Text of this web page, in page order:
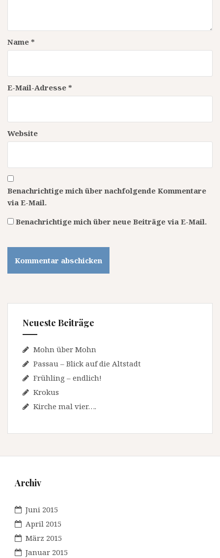
Name *
E-Mail-Adresse *
Website
Benachrichtige mich über nachfolgende Kommentare
via E-Mail.
Benachrichtige mich über neue Beiträge via E-Mail.
Neueste Beiträge
Mohn über Mohn
Passau – Blick auf die Altstadt
Frühling – endlich!
Krokus
Kirche mal vier….
Archiv
Juni 2015
April 2015
März 2015
Januar 2015